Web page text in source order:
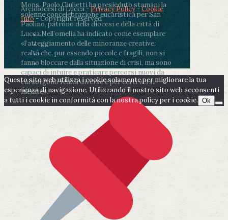
Mons. Paolo Giulietti ha presieduto stamani la
solenne concelebrazione eucaristica per San
Paolino, patrono della diocesi e della città di
Lucca.Nell’omelia ha indicato come esemplare
«l’atteggiamento delle minoranze creative:
realtà che, pur essendo piccole e fragili, non si
fanno bloccare dalla situazione di crisi, ma sono
capaci di intuire e praticare percorsi nuovi da
cui sorgono realtà diverse e per certi versi
inedite».
Arcidiocesi di Lucca -Privacy Policy-Cookie
Info- Copyright reserved
Questo sito web utilizza i cookie solamente per migliorare la tua
esperienza di navigazione. Utilizzando il nostro sito web acconsenti
a tutti i cookie in conformità con la nostra policy per i cookie. Ok